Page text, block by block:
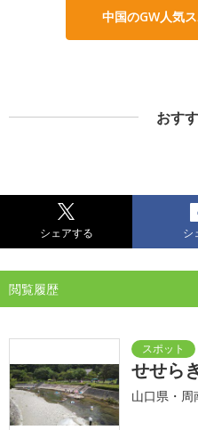
中国のGW人気
おす
シェアする シ
閲覧履歴
せせら
山口県・周